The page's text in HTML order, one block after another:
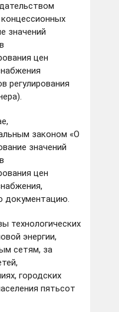
значений
цен
регулирования
законом «О
значений
цен
документацию.
технологических
энергии,
сетям, за
городских
пятьсот